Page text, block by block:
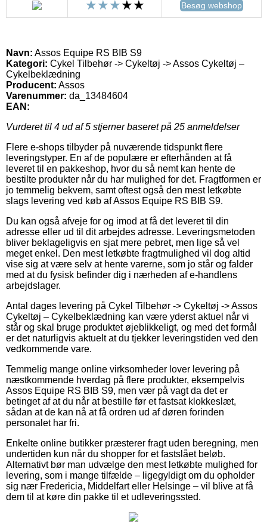
Besøg webshop
Navn: Assos Equipe RS BIB S9
Kategori: Cykel Tilbehør -> Cykeltøj -> Assos Cykeltøj –
Cykelbeklædning
Producent: Assos
Varenummer: da_13484604
EAN:
Vurderet til 4 ud af 5 stjerner baseret på 25 anmeldelser
Flere e-shops tilbyder på nuværende tidspunkt flere
leveringstyper. En af de populære er efterhånden at få
leveret til en pakkeshop, hvor du så nemt kan hente de
bestilte produkter når du har mulighed for det. Fragtformen er
jo temmelig bekvem, samt oftest også den mest letkøbte
slags levering ved køb af Assos Equipe RS BIB S9.
Du kan også afveje for og imod at få det leveret til din
adresse eller ud til dit arbejdes adresse. Leveringsmetoden
bliver beklageligvis en sjat mere pebret, men lige så vel
meget enkel. Den mest letkøbte fragtmulighed vil dog altid
vise sig at være selv at hente varerne, som jo står og falder
med at du fysisk befinder dig i nærheden af e-handlens
arbejdslager.
Antal dages levering på Cykel Tilbehør -> Cykeltøj -> Assos
Cykeltøj – Cykelbeklædning kan være yderst aktuel når vi
står og skal bruge produktet øjeblikkeligt, og med det formål
er det naturligvis aktuelt at du tjekker leveringstiden ved den
vedkommende vare.
Temmelig mange online virksomheder lover levering på
næstkommende hverdag på flere produkter, eksempelvis
Assos Equipe RS BIB S9, men vær på vagt da det er
betinget af at du når at bestille før et fastsat klokkeslæt,
sådan at de kan nå at få ordren ud af døren forinden
personalet har fri.
Enkelte online butikker præsterer fragt uden beregning, men
undertiden kun når du shopper for et fastslået beløb.
Alternativt bør man udvælge den mest letkøbte mulighed for
levering, som i mange tilfælde – ligegyldigt om du opholder
sig nær Fredericia, Middelfart eller Helsinge – vil blive at få
dem til at køre din pakke til et udleveringssted.